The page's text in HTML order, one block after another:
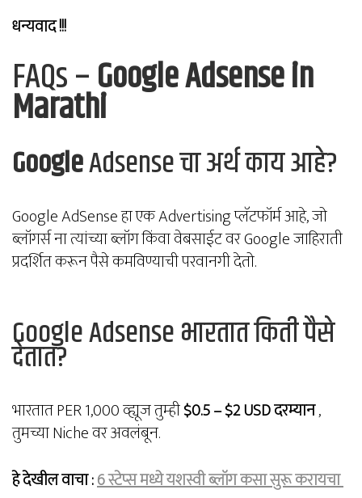
धन्यवाद !!!
FAQs –Google Adsense in
Marathi
GoogleAdsense चा अर्थ काय आहे?
Google AdSense हा एक Advertising प्लॅटफॉर्म आहे, जो
ब्लॉगर्स ना त्यांच्या ब्लॉग किंवा वेबसाईट वर Google जाहिराती
प्रदर्शित करून पैसे कमविण्याची परवानगी देतो.
Google Adsense भारतात किती पैसे
देतात?
भारतात PER 1,000 व्ह्यूज तुम्ही$0.5 – $2 USD दरम्यान,
तुमच्या Niche वर अवलंबून.
हे देखील वाचा :6 स्टेप्स मध्ये यशस्वी ब्लॉग कसा सुरू करायचा